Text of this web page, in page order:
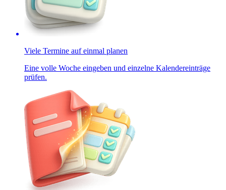
Viele Termine auf einmal planen
Eine volle Woche eingeben und einzelne Kalendereinträge
prüfen.